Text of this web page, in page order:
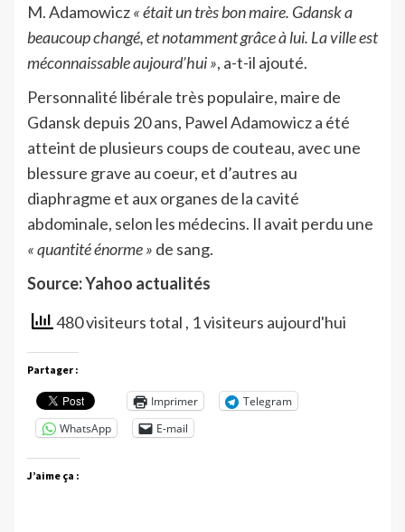
M. Adamowicz« était un très bon maire. Gdansk a
beaucoup changé, et notamment grâce à lui. La ville est
méconnaissable aujourd’hui », a-t-il ajouté.
Personnalité libérale très populaire, maire de
Gdansk depuis 20 ans, Pawel Adamowicz a été
atteint de plusieurs coups de couteau, avec une
blessure grave au coeur, et d’autres au
diaphragme et aux organes de la cavité
abdominale, selon les médecins. Il avait perdu une
« quantité énorme » de sang.
Source: Yahoo actualités
480 visiteurs total , 1 visiteurs aujourd'hui
Partager :
Imprimer
Telegram
WhatsApp
E-mail
J’aime ça :